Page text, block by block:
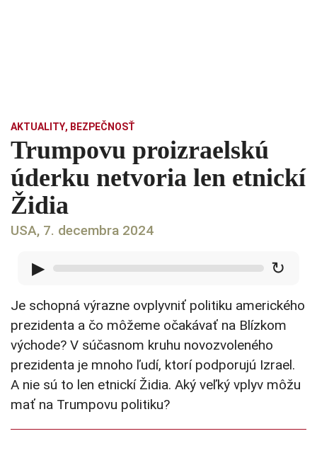
AKTUALITY, BEZPEČNOSŤ
Trumpovu proizraelskú
úderku netvoria len etnickí
Židia
USA, 7. decembra 2024
▶ ↻
Je schopná výrazne ovplyvniť politiku amerického
prezidenta a čo môžeme očakávať na Blízkom
východe? V súčasnom kruhu novozvoleného
prezidenta je mnoho ľudí, ktorí podporujú Izrael.
A nie sú to len etnickí Židia. Aký veľký vplyv môžu
mať na Trumpovu politiku?